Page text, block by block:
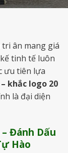
ân mang giá
tinh tế luôn
ưu tiên lựa
khắc logo 20
là đại diện
Đánh Dấu
Hào